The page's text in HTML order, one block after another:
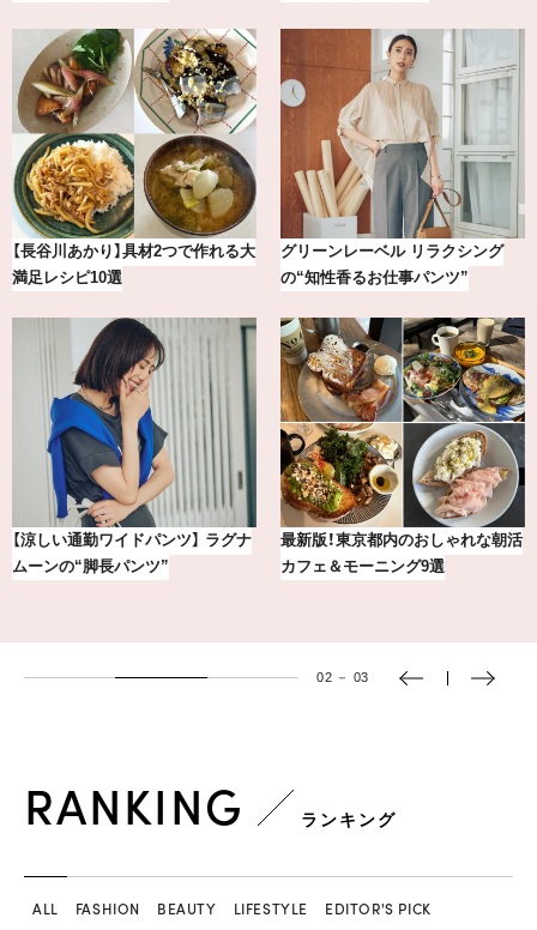
【銀座かねまつ】おしゃれ＆快適な
黒スニーカー4選
【BAILA×OMO】ウオズミアミ描き
下ろし！金沢の旅リスト
冷凍宅配食【nosh-ナッシュ】で叶
える、がんばる私の「がん…
おしゃれが即決まる！真夏の着こな
し7選【1週間コーデまとめ】
03 － 03
RANKING ランキング
ALL FASHION BEAUTY LIFESTYLE EDITOR'S PICK